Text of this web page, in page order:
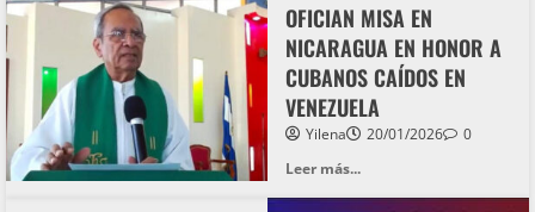
OFICIAN MISA EN
NICARAGUA EN HONOR A
CUBANOS CAÍDOS EN
VENEZUELA
Yilena 20/01/2026
0
Leer más...